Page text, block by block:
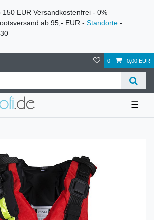
EUR Versandkostenfrei - 0%
ab 95,- EUR - Standorte -
0 0,00 EUR
☰